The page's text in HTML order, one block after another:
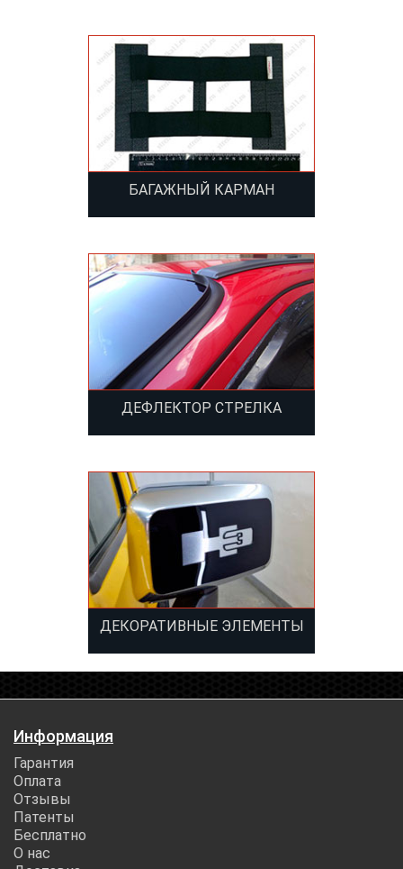
БАГАЖНЫЙ КАРМАН
ДЕФЛЕКТОР СТРЕЛКА
ДЕКОРАТИВНЫЕ ЭЛЕМЕНТЫ
Информация
Гарантия
Оплата
Отзывы
Патенты
Бесплатно
О нас